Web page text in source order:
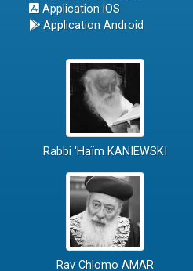
Application iOS
Application Android
Rabbi 'Haïm KANIEWSKI
Rav Chlomo AMAR